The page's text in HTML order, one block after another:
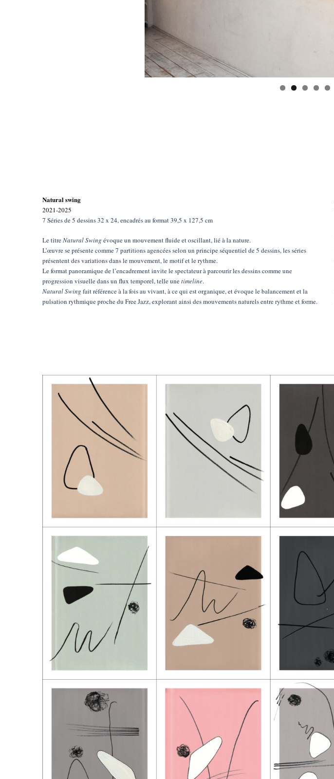
Natural swing
2021-2025
7 Séries de 5 dessins 32 x 24, encadrés au format 39,5 x 127,5 cm
Le titreNatural Swing évoque un mouvement fluide et oscillant, lié à la nature.
L’œuvre se présente comme 7 partitions agencées selon un principe séquentiel de 5 dessins, les séries
présentent des variations dans le mouvement, le motif et le rythme.
Le format panoramique de l’encadrement invite le spectateur à parcourir les dessins comme une
progression visuelle dans un flux temporel, telle unetimeline.
NaturalSwing fait référence à la fois au vivant, à ce qui est organique, et évoque le balancement et la
pulsation rythmique proche du Free Jazz, explorant ainsi des mouvements naturels entre rythme et forme.